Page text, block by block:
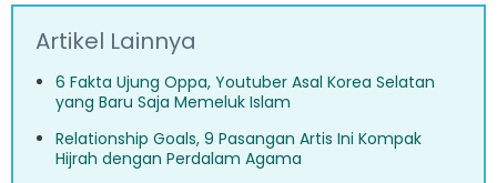
Artikel Lainnya
6 Fakta Ujung Oppa, Youtuber Asal Korea Selatan
yang Baru Saja Memeluk Islam
Relationship Goals, 9 Pasangan Artis Ini Kompak
Hijrah dengan Perdalam Agama